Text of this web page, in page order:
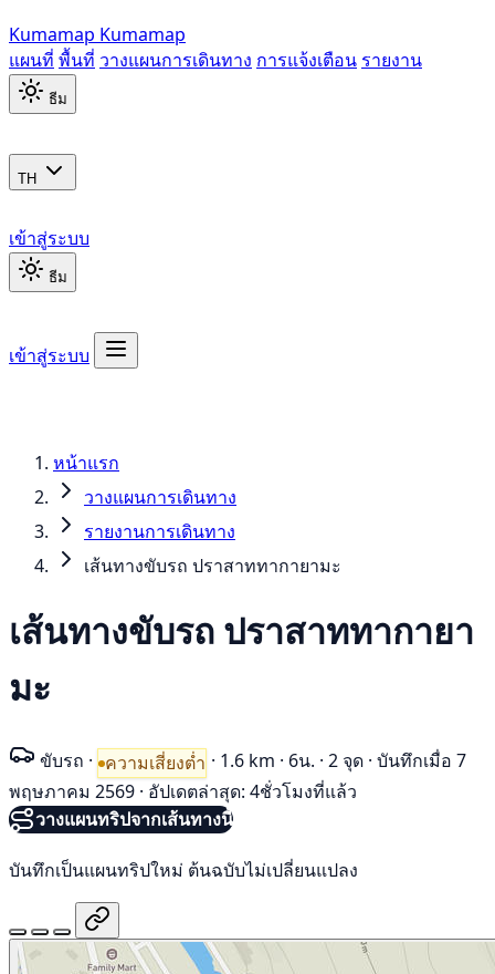
Kumamap Kumamap
แผนที่ พื้นที่ วางแผนการเดินทาง การแจ้งเตือน รายงาน
ธีม
TH
เข้าสู่ระบบ
ธีม
เข้าสู่ระบบ
หน้าแรก
วางแผนการเดินทาง
รายงานการเดินทาง
เส้นทางขับรถ ปราสาททากายามะ
เส้นทางขับรถ ปราสาททากายา
มะ
ขับรถ · ความเสี่ยงต่ำ · 1.6 km · 6น. · 2 จุด · บันทึกเมื่อ 7
พฤษภาคม 2569 · อัปเดตล่าสุด: 4ชั่วโมงที่แล้ว
วางแผนทริปจากเส้นทางนี้
บันทึกเป็นแผนทริปใหม่ ต้นฉบับไม่เปลี่ยนแปลง